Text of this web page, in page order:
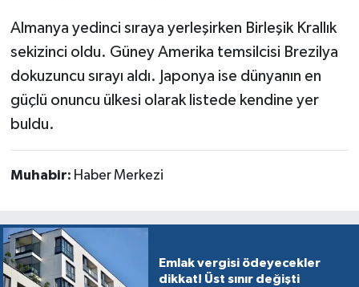
Almanya yedinci sıraya yerleşirken Birleşik Krallık
sekizinci oldu. Güney Amerika temsilcisi Brezilya
dokuzuncu sırayı aldı. Japonya ise dünyanın en
güçlü onuncu ülkesi olarak listede kendine yer
buldu.
Muhabir: Haber Merkezi
Emlak vergisi ödeyecekler
dikkat! Üst sınır değişti